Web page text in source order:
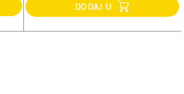
DODAJ U